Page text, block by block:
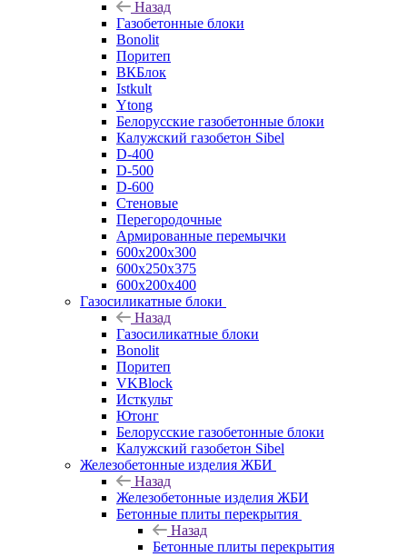
Назад
Газобетонные блоки
Bonolit
Поритеп
ВКБлок
Istkult
Ytong
Белорусские газобетонные блоки
Калужский газобетон Sibel
D-400
D-500
D-600
Стеновые
Перегородочные
Армированные перемычки
600х200х300
600х250х375
600х200х400
Газосиликатные блоки
Назад
Газосиликатные блоки
Bonolit
Поритеп
VKBlock
Исткульт
Ютонг
Белорусские газобетонные блоки
Калужский газобетон Sibel
Железобетонные изделия ЖБИ
Назад
Железобетонные изделия ЖБИ
Бетонные плиты перекрытия
Назад
Бетонные плиты перекрытия